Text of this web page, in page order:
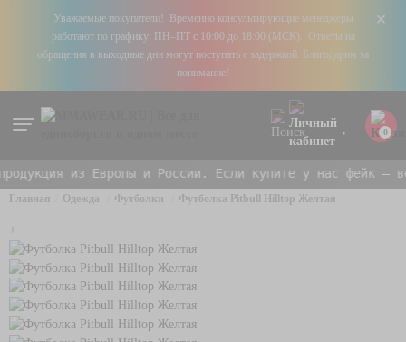
+
Уважаемые покупатели! Временно консультирующие менеджеры
работают по графику: ПН–ПТ с 10:00 до 18:00 (МСК). Ответы на
обращения в выходные дни могут поступать с задержкой. Благодарим за
понимание!
0
из Европы и России. Если купите у нас фейк —
Главная Одежда Футболки Футболка Pitbull Hilltop Желтая
+